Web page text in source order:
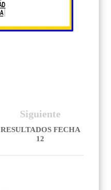
Siguiente
RESULTADOS FECHA
12